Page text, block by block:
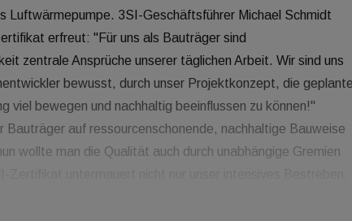
Luftwärmepumpe. 3SI-Geschäftsführer Michael Schmidt
erfreut: "Für uns als Bauträger sind
zentrale Ansprüche unserer täglichen Arbeit. Wir sind uns
bewusst, durch unser Projektkonzept, die geplante
viel bewegen und nachhaltig beeinflussen zu können!"
Bauträger auf ressourcenschonende, nachhaltige Bauweise
wollte man die Qualität auch durch unabhängige Gremien